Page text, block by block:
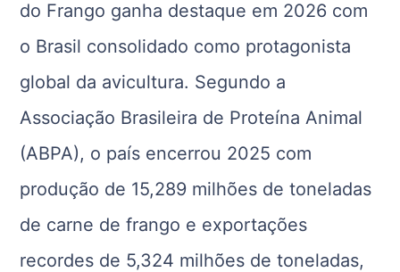
do Frango ganha destaque em 2026 com
o Brasil consolidado como protagonista
global da avicultura. Segundo a
Associação Brasileira de Proteína Animal
(ABPA), o país encerrou 2025 com
produção de 15,289 milhões de toneladas
de carne de frango e exportações
recordes de 5,324 milhões de toneladas,